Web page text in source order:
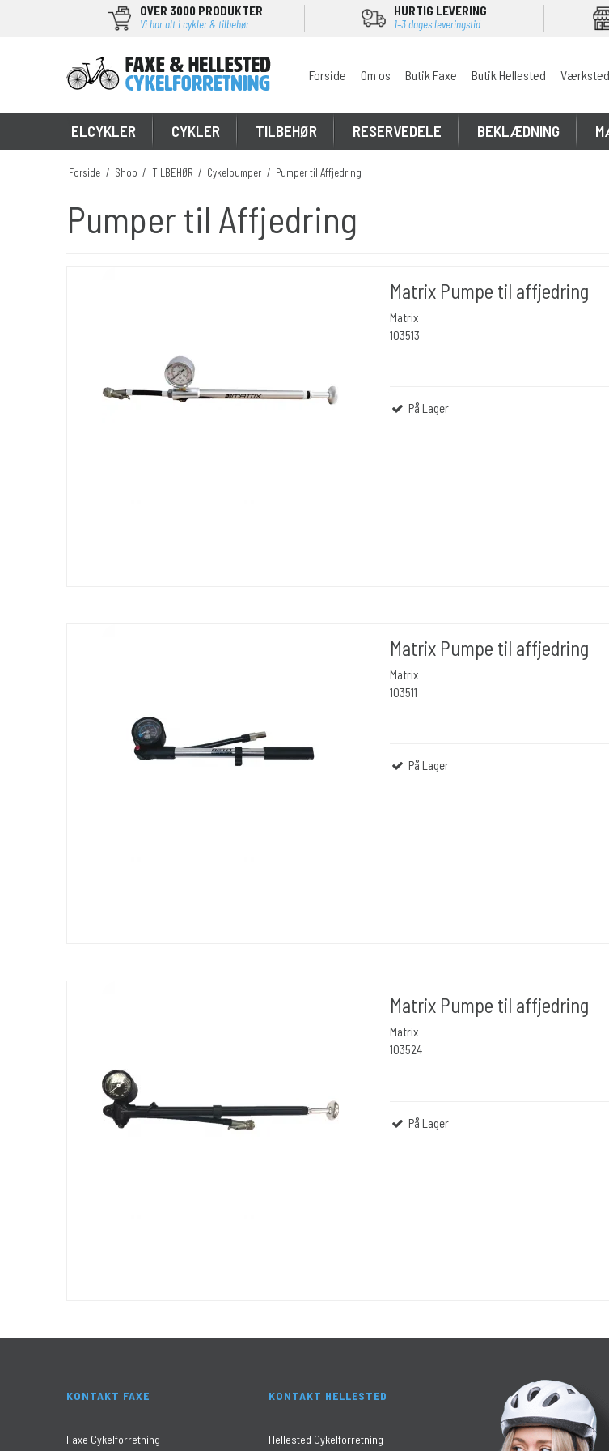
OVER 3000 PRODUKTER
Vi har alt i cykler & tilbehør
HURTIG LEVERING
1–3 dages leveringstid
Forside Om os Butik Faxe Butik Hellested Værksted
ELCYKLER CYKLER TILBEHØR RESERVEDELE BEKLÆDNING
Forside / Shop / TILBEHØR / Cykelpumper / Pumper til Affjedring
Pumper til Affjedring
Matrix Pumpe til affjedring
Matrix
103513
På Lager
Matrix Pumpe til affjedring
Matrix
103511
På Lager
Matrix Pumpe til affjedring
Matrix
103524
På Lager
KONTAKT FAXE
Faxe Cykelforretning
KONTAKT HELLESTED
Hellested Cykelforretning